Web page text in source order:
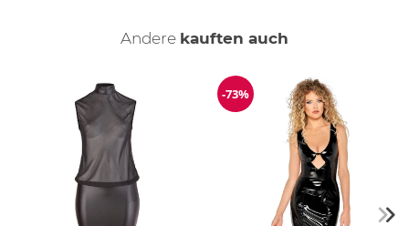
Andere kauften auch
Reduzierung
-73%